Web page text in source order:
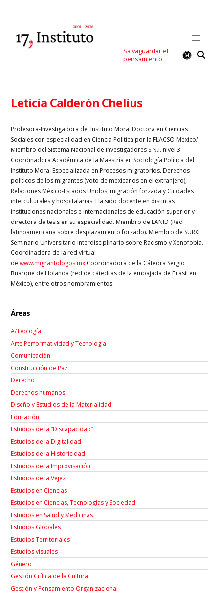
Salvaguardar el
pensamiento
Leticia Calderón Chelius
Profesora-Investigadora del Instituto Mora. Doctora en Ciencias
Sociales con especialidad en Ciencia Política por la FLACSO-México/
Miembro del Sistema Nacional de Investigadores S.N.I. nivel 3.
Coordinadora Académica de la Maestría en Sociología Política del
Instituto Mora. Especializada en Procesos migratorios, Derechos
políticos de los migrantes (voto de mexicanos en el extranjero),
Relaciones México-Estados Unidos, migración forzada y Ciudades
interculturales y hospitalarias. Ha sido docente en distintas
instituciones nacionales e internacionales de educación superior y
directora de tesis en su especialidad. Miembro de LANID (Red
latinoamericana sobre desplazamiento forzado). Miembro de SURXE
Seminario Universitario Interdisciplinario sobre Racismo y Xenofobia.
Coordinadora de la red virtual
dewww.migrantologos.mx Coordinadora de la Cátedra Sergio
Buarque de Holanda (red de cátedras de la embajada de Brasil en
México), entre otros nombramientos.
Áreas
A/Teología
Arte Performatividad y Tecnología
Comunicación
Construcción de Paz
Derecho
Derechos humanos
Diseño y Estudios de la Materialidad
Educación
Estudios de la “Discapacidad”
Estudios de la Digitalidad
Estudios de la Historicidad
Estudios de la Improvisación
Estudios de la Vejez
Estudios en Ciencias
Estudios en Ciencias, Tecnologías y Sociedad
Estudios en Salud y Medicinas
Estudios Globales
Estudios Territoriales
Estudios visuales
Género
Gestión Crítica de la Cultura
Gestión y Pensamiento Organizacional